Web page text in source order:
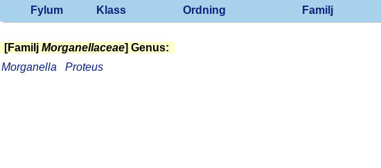
Fylum Klass Ordning Familj
[Familj Morganellaceae] Genus:
Morganella
Proteus